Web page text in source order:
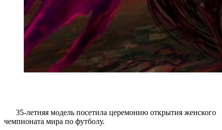
35-летняя модель посетила церемонию открытия женского
чемпионата мира по футболу.